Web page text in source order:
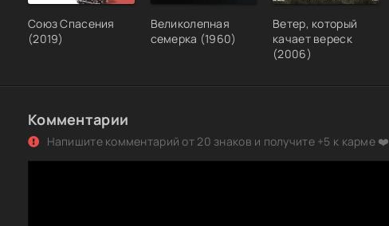
Союз Спасения
(2019)
Великолепная
семерка (1960)
Ветер, который
качает вереск
(2006)
Комментарии
Напишите комментарий от 20 знаков и получите +5 к карме ❤️